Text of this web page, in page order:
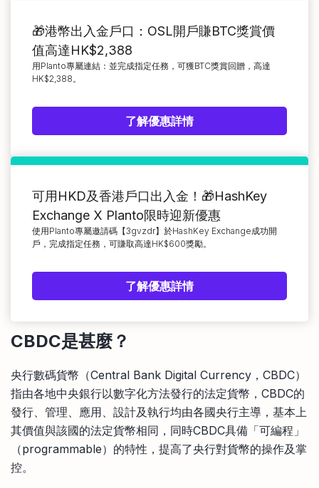
🎁港幣出入金戶口：OSL開戶賺BTC獎賞價
值高達HK$2,388
用Planto專屬連結：並完成指定任務，可獲BTC獎賞回贈，高達
HK$2,388。
了解優惠詳情
可用HKD及香港戶口出入金！🎁HashKey
Exchange X Planto限時迎新優惠
使用Planto專屬邀請碼【3gvzdr】於HashKey Exchange成功開
戶，完成指定任務，可賺取高達HK$600獎勵。
了解優惠詳情
CBDC是甚麼？
央行數碼貨幣（Central Bank Digital Currency，CBDC）
指由各地中央銀行以數字化方法發行的法定貨幣，CBDC的
發行、管理、應用、設計及執行均由各國央行主導，基本上
其價值與該國的法定貨幣相同，同時CBDC具備「可編程」
（programmable）的特性，提高了央行對貨幣的操作及掌
控。